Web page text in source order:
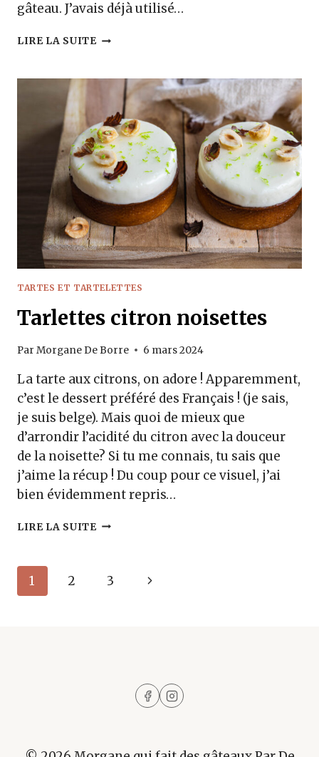
gâteau. J’avais déjà utilisé…
LIRE LA SUITEENTREMETS
TARTES ET TARTELETTES
Tarlettes citron noisettes
Par Morgane De Borre 6 mars 2024
La tarte aux citrons, on adore ! Apparemment,
c’est le dessert préféré des Français ! (je sais,
je suis belge). Mais quoi de mieux que
d’arrondir l’acidité du citron avec la douceur
de la noisette? Si tu me connais, tu sais que
j’aime la récup ! Du coup pour ce visuel, j’ai
bien évidemment repris…
LIRE LA SUITETARLETTES
Navigation
1 2 3
Page